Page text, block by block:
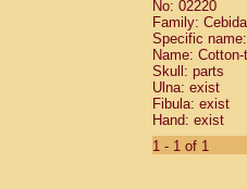
No: 02220
Family:
Specific name:
Name:
Skull: parts
Ulna: exist
Fibula: exist
Hand: exist
1 - 1 of 1